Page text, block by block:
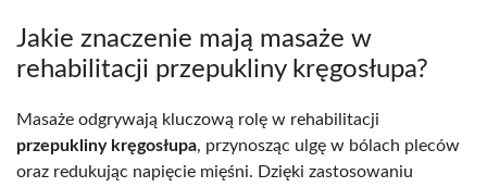
Jakie znaczenie mają masaże w
rehabilitacji przepukliny kręgosłupa?
Masaże odgrywają kluczową rolę w rehabilitacji
przepukliny kręgosłupa, przynosząc ulgę w bólach pleców
oraz redukując napięcie mięśni. Dzięki zastosowaniu